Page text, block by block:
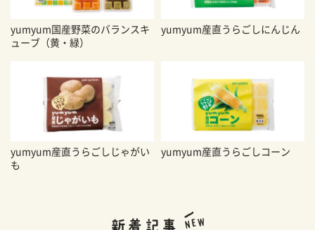
yumyum国産野菜のバランスキ
ューブ（黄・緑）
yumyum産直うらごしにんじん
yumyum産直うらごしじゃがい
も
yumyum産直うらごしコーン